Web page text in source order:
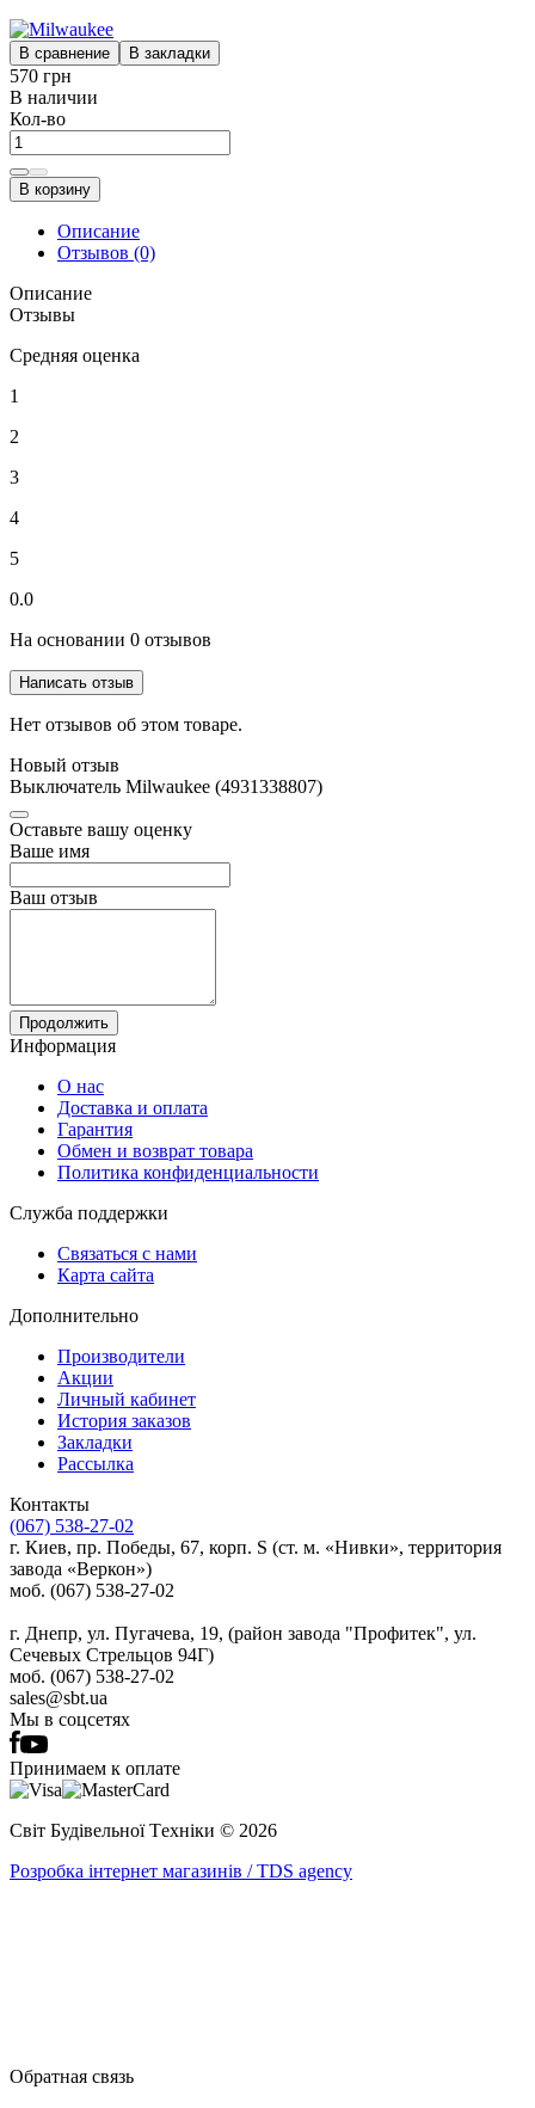
В сравнение В закладки
570 грн
В наличии
Кол-во
В корзину
Описание
Отзывов (0)
Описание
Отзывы
Средняя оценка
1
2
3
4
5
0.0
На основании 0 отзывов
Написать отзыв
Нет отзывов об этом товаре.
Новый отзыв
Выключатель Milwaukee (4931338807)
Оставьте вашу оценку
Ваше имя
Ваш отзыв
Продолжить
Информация
О нас
Доставка и оплата
Гарантия
Обмен и возврат товара
Политика конфиденциальности
Служба поддержки
Связаться с нами
Карта сайта
Дополнительно
Производители
Акции
Личный кабинет
История заказов
Закладки
Рассылка
Контакты
(067) 538-27-02
г. Киев, пр. Победы, 67, корп. S (ст. м. «Нивки», территория
завода «Веркон»)
моб. (067) 538-27-02
г. Днепр, ул. Пугачева, 19, (район завода "Профитек", ул.
Сечевых Стрельцов 94Г)
моб. (067) 538-27-02
sales@sbt.ua
Мы в соцсетях
Принимаем к оплате
Світ Будівельної Tехніки © 2026
Розробка інтернет магазинів / TDS agency
Обратная связь